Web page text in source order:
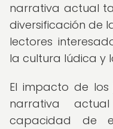
narrativa actual
diversificación de
lectores
la cultura lúdica y
El impacto de
narrativa
capacidad de